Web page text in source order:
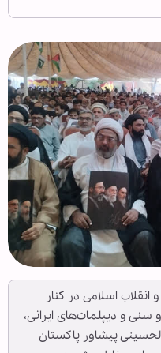
اسلامی در کنار
و دیپلمات‌های ایرانی،
پیشاور پاکستان